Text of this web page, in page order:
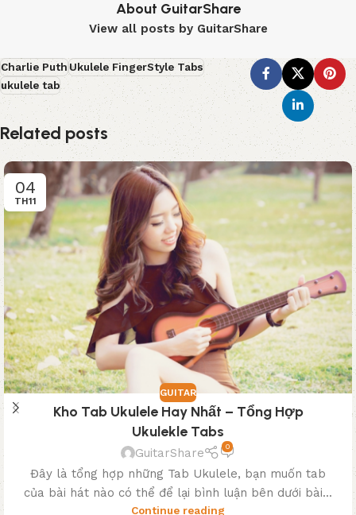
About GuitarShare
View all posts by GuitarShare
Charlie PuthUkulele FingerStyle Tabs
ukulele tab
Related posts
04
TH11
GUITAR
Kho Tab Ukulele Hay Nhất – Tổng Hợp
Ukulekle Tabs
GuitarShare 0
Đây là tổng hợp những Tab Ukulele, bạn muốn tab
của bài hát nào có thể để lại bình luận bên dưới bài...
Continue reading